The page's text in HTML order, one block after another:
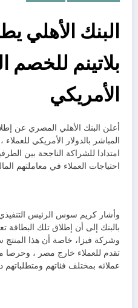
البنك الأهلي
بلاتينم للخصم
الأمريكي
أعلن البنك الأهلي المصري عن
المباشر بالدولار الأمريكي
امتدادا للشراكة الناجحة بين
احتياجات العملاء في معاملتهم
وأشار كريم سوس الرئيس
بالبنك إلى أن إطلاق تلك
وشركة فيزا، خاصة أن هذا المنتج
تقدم للعملاء خارج مصر ، وحرصا
عملائه بمختلف فئاتهم